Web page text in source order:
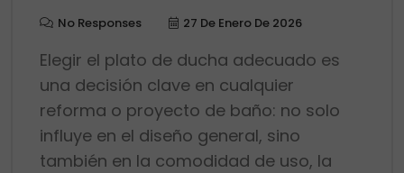
No Responses 27 De Enero De 2026
Elegir el plato de ducha adecuado es
una decisión clave en cualquier
reforma o proyecto de baño: no solo
influye en el diseño general, sino
también en la comodidad de uso, la